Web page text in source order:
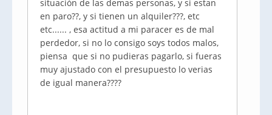
situación de las demas personas, y si estan
en paro??, y si tienen un alquiler???, etc
etc...... , esa actitud a mi paracer es de mal
perdedor, si no lo consigo soys todos malos,
piensa que si no pudieras pagarlo, si fueras
muy ajustado con el presupuesto lo verias
de igual manera????